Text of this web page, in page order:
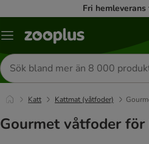
Fri
Katalogmeny
Sök
efter
produkter
Katt Kattmat (våtfoder)
Gourmet våtfoder